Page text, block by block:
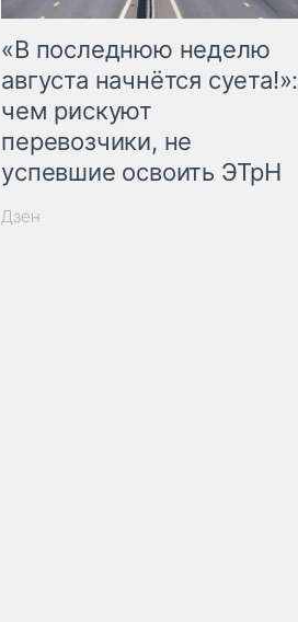
«В последнюю неделю
августа начнётся суета!»:
чем рискуют
перевозчики, не
успевшие освоить ЭТрН
Дзен